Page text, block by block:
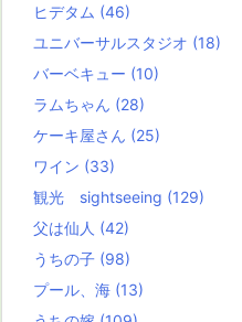
ヒデタム (46)
ユニバーサルスタジオ (18)
バーベキュー (10)
ラムちゃん (28)
ケーキ屋さん (25)
ワイン (33)
観光 sightseeing (129)
父は仙人 (42)
うちの子 (98)
プール、海 (13)